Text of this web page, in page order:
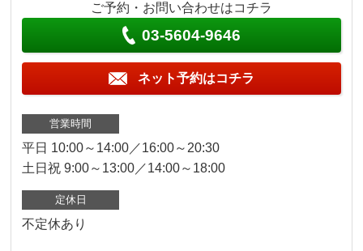
ご予約・お問い合わせはコチラ
03-5604-9646
ネット予約はコチラ
営業時間
平日 10:00～14:00／16:00～20:30
土日祝 9:00～13:00／14:00～18:00
定休日
不定休あり